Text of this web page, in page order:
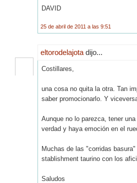
DAVID
25 de abril de 2011 a las 9:51
eltorodelajota dijo...
Costillares,
una cosa no quita la otra. Tan
saber promocionarlo. Y
Aunque no lo parezca, tener
verdad y haya emoción en el
Muchas de las "corridas
stablishment taurino con los
Saludos